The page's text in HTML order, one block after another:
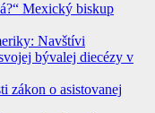
Mexický biskup
Navštívi
bývalej diecézy v
zákon o asistovanej